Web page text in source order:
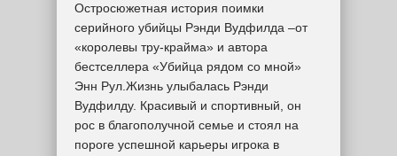
Остросюжетная история поимки
серийного убийцы Рэнди Вудфилда –от
«королевы тру-крайма» и автора
бестселлера «Убийца рядом со мной»
Энн Рул.Жизнь улыбалась Рэнди
Вудфилду. Красивый и спортивный, он
рос в благополучной семье и стоял на
пороге успешной карьеры игрока в